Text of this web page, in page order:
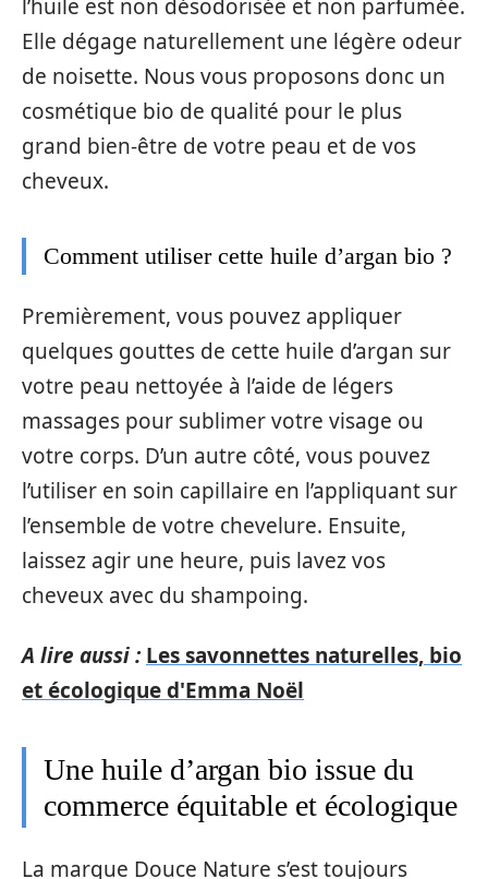
l’huile est non désodorisée et non parfumée.
Elle dégage naturellement une légère odeur
de noisette. Nous vous proposons donc un
cosmétique bio de qualité pour le plus
grand bien-être de votre peau et de vos
cheveux.
Comment utiliser cette huile d’argan bio ?
Premièrement, vous pouvez appliquer
quelques gouttes de cette huile d’argan sur
votre peau nettoyée à l’aide de légers
massages pour sublimer votre visage ou
votre corps. D’un autre côté, vous pouvez
l’utiliser en soin capillaire en l’appliquant sur
l’ensemble de votre chevelure. Ensuite,
laissez agir une heure, puis lavez vos
cheveux avec du shampoing.
A lire aussi : Les savonnettes naturelles, bio
et écologique d'Emma Noël
Une huile d’argan bio issue du
commerce équitable et écologique
La marque Douce Nature s’est toujours